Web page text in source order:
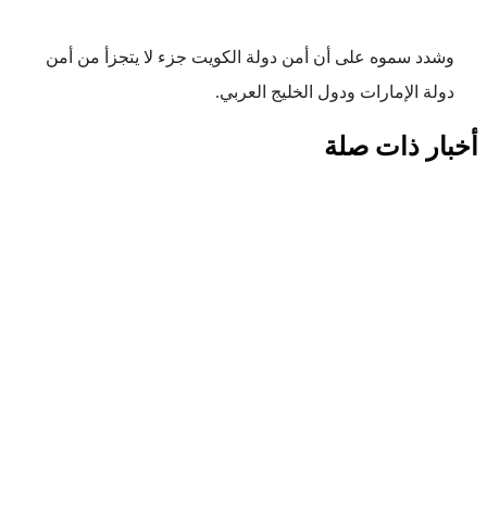
وشدد سموه على أن أمن دولة الكويت جزء لا يتجزأ من أمن
دولة الإمارات ودول الخليج العربي.
أخبار ذات صلة